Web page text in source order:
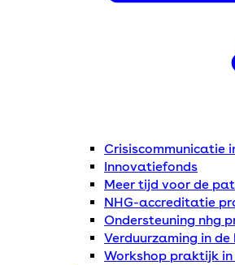
Crisiscommunicatie
Innovatiefonds
Meer tijd voor de
NHG-accreditatie
Ondersteuning nhg
Verduurzaming in
Workshop praktijk in